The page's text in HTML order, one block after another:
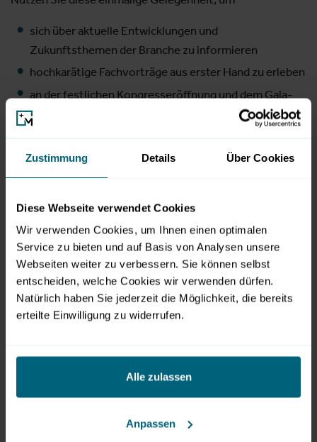
Zustimmung Details Über Cookies
Diese Webseite verwendet Cookies
Wir verwenden Cookies, um Ihnen einen optimalen
Service zu bieten und auf Basis von Analysen unsere
Webseiten weiter zu verbessern. Sie können selbst
entscheiden, welche Cookies wir verwenden dürfen.
Natürlich haben Sie jederzeit die Möglichkeit, die bereits
erteilte Einwilligung zu widerrufen.
Alle zulassen
Anpassen
sich über aktuelle Entwicklungen und
Zukunftsthemen der Branche zu informieren
hochkarätige Fachvorträge aus erster Hand zu erleben
an der festlichen Kongresseröffnung und dem Gala-
Abend teilzunehmen
führende Unternehmen der Branche auf der
Fachmesse zu treffen
beeindruckende Leistungsschau der Industrie. Entdecken
Sie neueste Produkte, innovative Dienstleistungen und
praxisnahe Lösungen. Ein Besuch der Messe (ohne
Kongressbesuch) ist mit kostenfreier Tageskarte möglich.
Neu: Flexible Tickets für zertifizierte
Wassermeister*innen
Möglichkeit, von flexiblen Ticketoptionen zu profitieren.
Tagesticket (EUR 450,–) inklusive 15
Weiterbildungspunkten.
Anmeldung
Zugang zur Fachmesse ist